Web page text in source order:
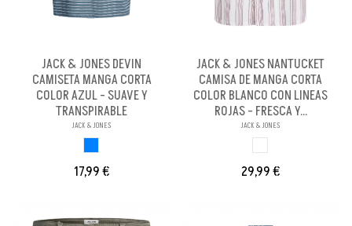
JACK & JONES DEVIN
CAMISETA MANGA CORTA
COLOR AZUL - SUAVE Y
TRANSPIRABLE
JACK & JONES
17,99 €
JACK & JONES NANTUCKET
CAMISA DE MANGA CORTA
COLOR BLANCO CON LINEAS
ROJAS - FRESCA Y...
JACK & JONES
29,99 €